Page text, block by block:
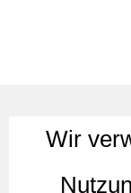
Wir